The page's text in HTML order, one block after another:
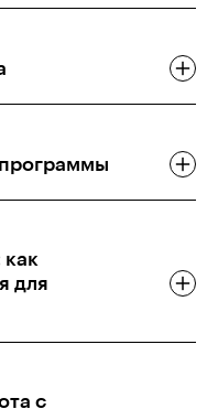
программы
для
с